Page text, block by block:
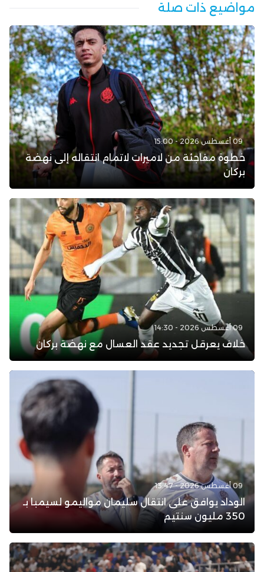
مواضيع ذات صلة
09 أغسطس 2026 - 15:00
خطوة مفاجئة من لاميرات لاتمام انتقاله إلى نهضة
بركان
09 أغسطس 2026 - 14:30
خلاف يعرقل تجديد عقد العسال مع نهضة بركان
09 أغسطس 2026 - 13:47
الوداد يوافق على انتقال سليمان مواليمو لسيمبا بـ
350 مليون سنتيم